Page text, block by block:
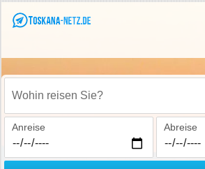
Wohin reisen Sie?
Anreise Abreise